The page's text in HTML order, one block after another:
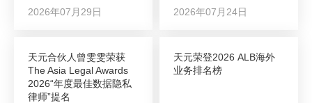
2026年07月29日 2026年07月24日
天元合伙人曾雯雯荣获
The Asia Legal Awards
2026“年度最佳数据隐私
律师”提名
天元荣登2026 ALB海外
业务排名榜